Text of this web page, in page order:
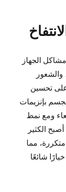
الجهاز
والشعور
على تحسين
بإنزيمات
ومع نمط
الكثير
مما
شائعًا